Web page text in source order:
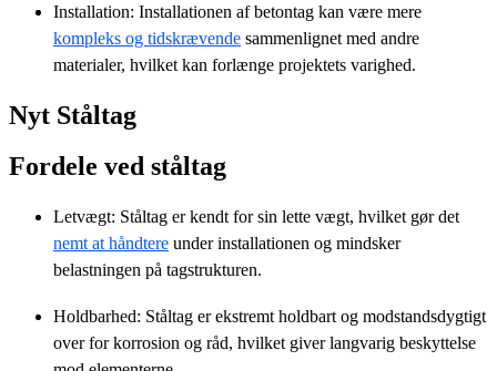
Installation: Installationen af betontag kan være mere
kompleks og tidskrævende sammenlignet med andre
materialer, hvilket kan forlænge projektets varighed.
Nyt Ståltag
Fordele ved ståltag
Letvægt: Ståltag er kendt for sin lette vægt, hvilket gør det
nemt at håndtere under installationen og mindsker
belastningen på tagstrukturen.
Holdbarhed: Ståltag er ekstremt holdbart og modstandsdygtigt
over for korrosion og råd, hvilket giver langvarig beskyttelse